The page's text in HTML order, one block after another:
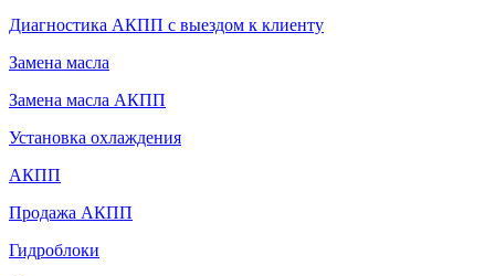
Диагностика АКПП с выездом к клиенту
Замена масла
Замена масла АКПП
Установка охлаждения
АКПП
Продажа АКПП
Гидроблоки